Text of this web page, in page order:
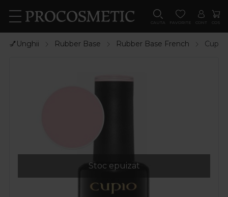
CAUTA FAVORITE CONT COS
💅Unghii Rubber Base Rubber Base French Cupio
Stoc epuizat